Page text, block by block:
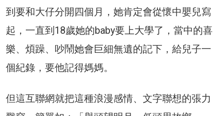
到要和大仔分開四個月，她肯定會從懷中嬰兒寫
起，一直到18歲她的baby要上大學了，當中的喜
樂、煩躁、吵鬧她會巨細無遺的記下，給兒子一
個紀錄，要他記得媽媽。
但這互聯網就把這種浪漫感情、文字聯想的張力